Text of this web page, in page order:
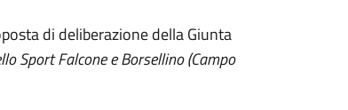
di deliberazione della Giunta
Sport Falcone e Borsellino (Campo